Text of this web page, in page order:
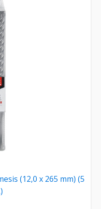
(12,0 x 265 mm) (5